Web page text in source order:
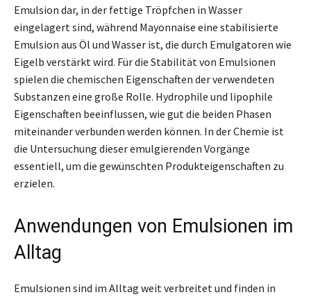
Emulsion dar, in der fettige Tröpfchen in Wasser
eingelagert sind, während Mayonnaise eine stabilisierte
Emulsion aus Öl und Wasser ist, die durch Emulgatoren wie
Eigelb verstärkt wird. Für die Stabilität von Emulsionen
spielen die chemischen Eigenschaften der verwendeten
Substanzen eine große Rolle. Hydrophile und lipophile
Eigenschaften beeinflussen, wie gut die beiden Phasen
miteinander verbunden werden können. In der Chemie ist
die Untersuchung dieser emulgierenden Vorgänge
essentiell, um die gewünschten Produkteigenschaften zu
erzielen.
Anwendungen von Emulsionen im
Alltag
Emulsionen sind im Alltag weit verbreitet und finden in